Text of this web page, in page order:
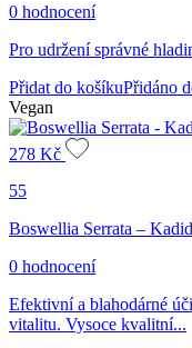
0 hodnocení
Pro udržení správné
Přidat do košíkuPřidáno
Vegan
278 Kč
55
Boswellia Serrata –
0 hodnocení
Efektivní a blahodárné
vitalitu. Vysoce kvalitní...